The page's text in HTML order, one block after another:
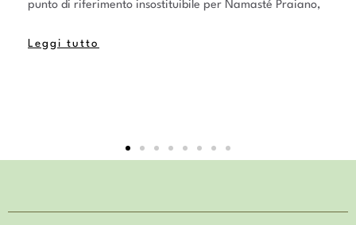
punto di riferimento insostituibile per Namasté Praiano,
Leggi tutto